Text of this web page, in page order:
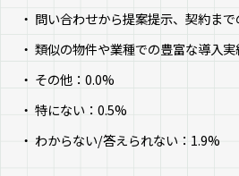
問い合わせから提案提示、契約ま
類似の物件や業種での豊富な導入
その他：0.0%
特にない：0.5%
わからない/答えられない：1.9%